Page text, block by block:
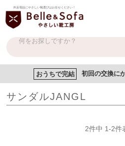
外反母趾にやさしい靴選びはお任せください！
おうちで完結 初回の交換に
サンダルJANGL
2件中 1-2件